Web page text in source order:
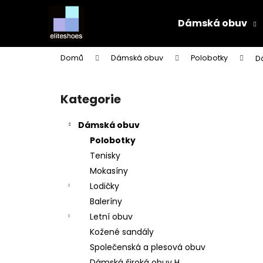
Dámská obuv
Domů Dámská obuv Polobotky
Přeskočit
kategorie
Kategorie
Dámská obuv
Polobotky
Tenisky
Mokasíny
Lodičky
Baleríny
Letní obuv
Kožené sandály
Společenská a plesová obuv
í
Zpět
do
obchodu
Zpět
do
obchodu